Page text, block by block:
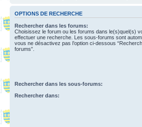
OPTIONS DE RECHERCHE
Rechercher dans les forums:
Choisissez le forum ou les forums dans le(s)quel(s)
effectuer une recherche. Les sous-forums sont
vous ne désactivez pas l’option ci-dessous
forums”.
Rechercher dans les sous-forums:
Rechercher dans: